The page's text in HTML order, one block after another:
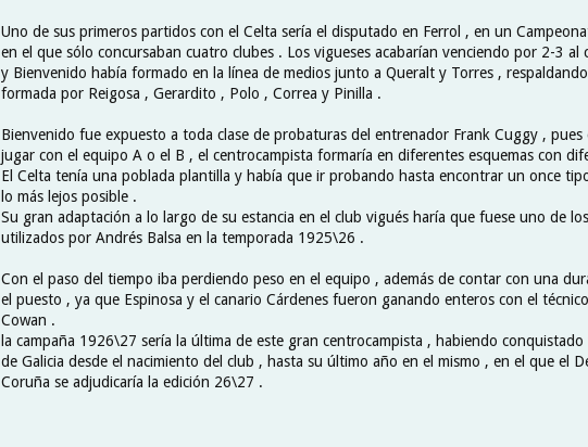
Uno de sus primeros partidos con el Celta sería el disputado en Ferrol , en un
en el que sólo concursaban cuatro clubes . Los vigueses acabarían venciendo por 2-3 al
y Bienvenido había formado en la línea de medios junto a Queralt y Torres ,
formada por Reigosa , Gerardito , Polo , Correa y Pinilla .
Bienvenido fue expuesto a toda clase de probaturas del entrenador Frank Cuggy ,
jugar con el equipo A o el B , el centrocampista formaría en diferentes esquemas con
El Celta tenía una poblada plantilla y había que ir probando hasta encontrar un once
lo más lejos posible .
Su gran adaptación a lo largo de su estancia en el club vigués haría que fuese uno de
utilizados por Andrés Balsa en la temporada 1925\26 .
Con el paso del tiempo iba perdiendo peso en el equipo , además de contar con una
el puesto , ya que Espinosa y el canario Cárdenes fueron ganando enteros con el
Cowan .
la campaña 1926\27 sería la última de este gran centrocampista , habiendo
de Galicia desde el nacimiento del club , hasta su último año en el mismo , en el que el
Coruña se adjudicaría la edición 26\27 .